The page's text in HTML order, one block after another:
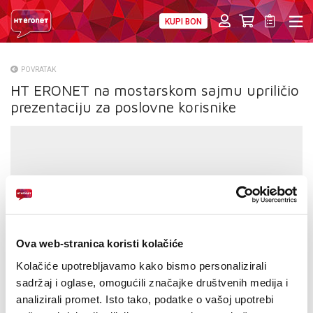
Ova web-stranica koristi kolačiće
Kolačiće upotrebljavamo kako bismo personalizirali
sadržaj i oglase, omogućili značajke društvenih medija i
analizirali promet. Isto tako, podatke o vašoj upotrebi
KUPI BON
O NAMA
VELEPRODAJA
KONTAKTI
MOJ PROFIL
E-RAČUN
POVRATAK
HT ERONET na mostarskom sajmu upriličio
prezentaciju za poslovne korisnike